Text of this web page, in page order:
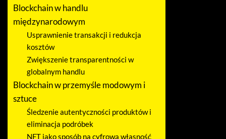
Blockchain w handlu
międzynarodowym
Usprawnienie transakcji i redukcja
kosztów
Zwiększenie transparentności w
globalnym handlu
Blockchain w przemyśle modowym i
sztuce
Śledzenie autentyczności produktów i
eliminacja podróbek
NFT jako sposób na cyfrową własność